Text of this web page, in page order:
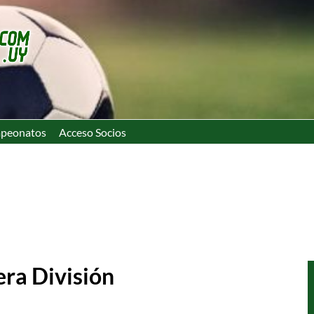
Acceso Socios
División